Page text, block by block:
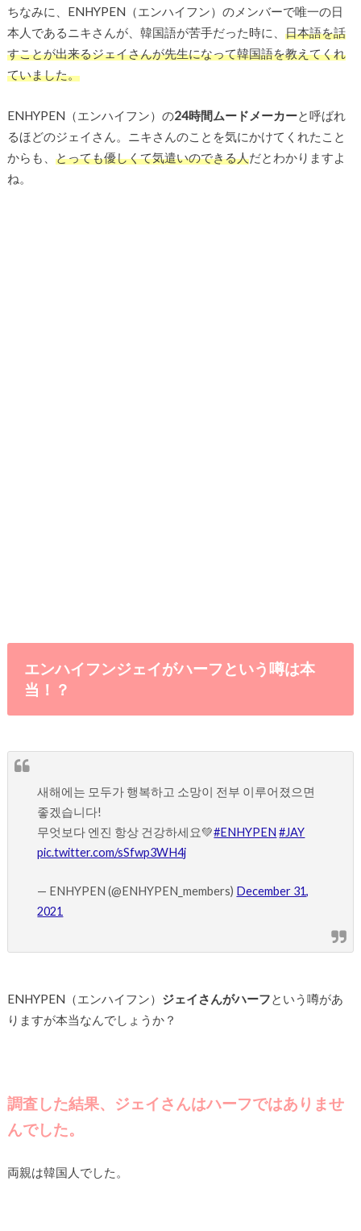
ちなみに、ENHYPEN（エンハイフン）のメンバーで唯一の日
本人であるニキさんが、韓国語が苦手だった時に、 日本語を話
すことが出来るジェイさんが先生になって韓国語を教えてくれ
ていました。
ENHYPEN（エンハイフン）の24時間ムードメーカーと呼ばれ
るほどのジェイさん。ニキさんのことを気にかけてくれたこと
からも、 とっても優しくて気遣いのできる人だとわかりますよ
ね。
エンハイフンジェイがハーフという噂は本
当！？
새해에는 모두가 행복하고 소망이 전부 이루어졌으면
좋겠습니다!
무엇보다 엔진 항상 건강하세요💚#ENHYPEN #JAY
pic.twitter.com/sSfwp3WH4j
— ENHYPEN (@ENHYPEN_members) December 31,
2021
ENHYPEN（エンハイフン） ジェイさんがハーフ という噂があ
りますが本当なんでしょうか？
調査した結果、ジェイさんはハーフではありませ
んでした。
両親は韓国人でした。